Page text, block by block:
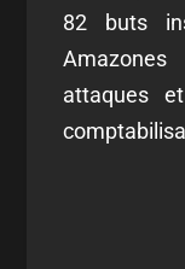
82 buts
attaques